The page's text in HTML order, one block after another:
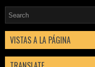
VISTAS A LA PÁGINA